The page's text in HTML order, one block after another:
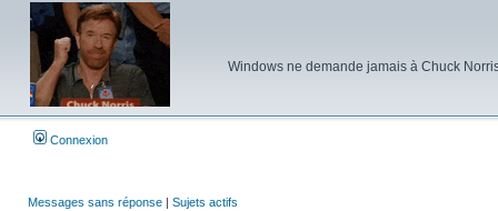
Windows ne demande jamais à Chuck
Connexion
Messages sans réponse | Sujets actifs